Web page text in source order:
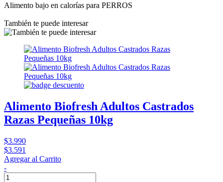
Alimento bajo en calorías para PERROS
También te puede interesar
Alimento Biofresh Adultos Castrados
Razas Pequeñas 10kg
$3.990
$3.591
Agregar al Carrito
-